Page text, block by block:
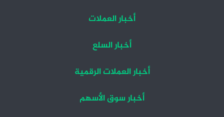
أخبار العملات
أخبار السلع
أخبار العملات الرقمية
أخبار سوق الأسهم